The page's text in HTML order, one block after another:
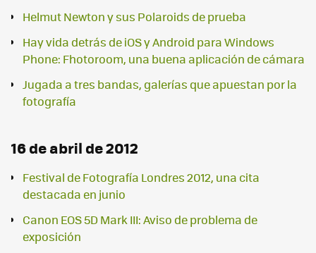
Helmut Newton y sus Polaroids de prueba
Hay vida detrás de iOS y Android para Windows
Phone: Fhotoroom, una buena aplicación de cámara
Jugada a tres bandas, galerías que apuestan por la
fotografía
16 de abril de 2012
Festival de Fotografía Londres 2012, una cita
destacada en junio
Canon EOS 5D Mark III: Aviso de problema de
exposición